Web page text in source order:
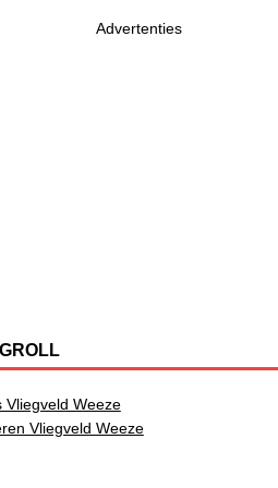
Advertenties
Vliegveld Weeze
Vliegveld Weeze